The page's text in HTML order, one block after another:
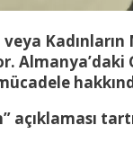
açıklaması